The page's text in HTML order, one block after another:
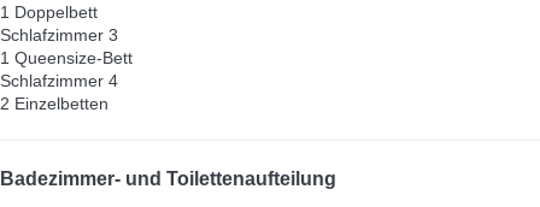
1 Doppelbett
Schlafzimmer 3
1 Queensize-Bett
Schlafzimmer 4
2 Einzelbetten
Badezimmer- und Toilettenaufteilung